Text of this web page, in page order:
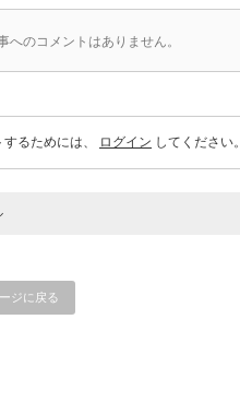
へのコメントはありません。
するためには、 ログイン してください。
ジに戻る